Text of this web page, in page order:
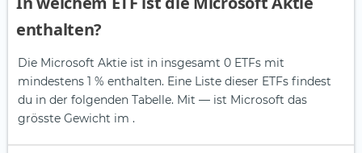
enthalten?
Die Microsoft Aktie ist in insgesamt 0 ETFs mit
mindestens 1 % enthalten. Eine Liste dieser ETFs findest
du in der folgenden Tabelle. Mit — ist Microsoft das
grösste Gewicht im .